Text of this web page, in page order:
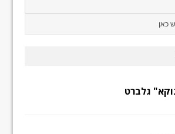
גלברט